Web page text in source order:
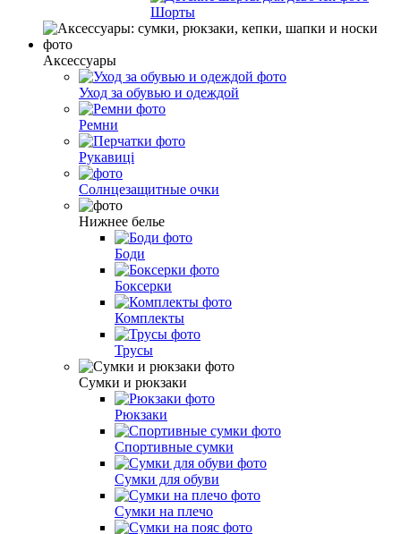
Шорты
Аксессуары
Уход за обувью и одеждой
Ремни
Рукавиці
Солнцезащитные очки
Нижнее белье
Боди
Боксерки
Комплекты
Трусы
Сумки и рюкзаки
Рюкзаки
Спортивные сумки
Сумки для обуви
Сумки на плечо